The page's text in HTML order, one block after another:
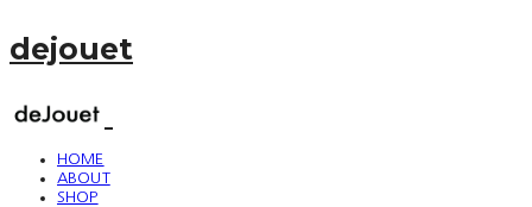
dejouet
HOME
ABOUT
SHOP